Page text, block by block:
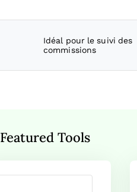
Idéal pour le suivi des
commissions
Featured Tools